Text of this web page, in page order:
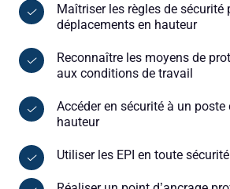
Maîtriser les règles de sécurité
déplacements en hauteur
Reconnaître les moyens de
aux conditions de travail
Accéder en sécurité à un poste
hauteur
Utiliser les EPI en toute sécurité